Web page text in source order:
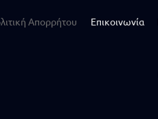
Απορρήτου Επικοινωνία